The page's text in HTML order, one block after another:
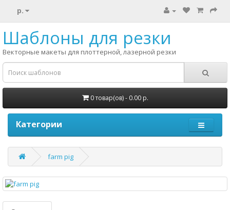
р.
Шаблоны для резки
Векторные макеты для плоттерной, лазерной резки
0 товар(ов) - 0.00 р.
Категории
farm pig